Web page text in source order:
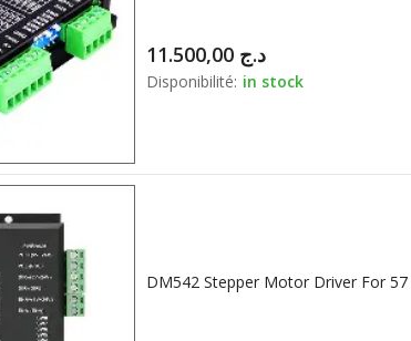
د.ج
Disponibilité: in stock